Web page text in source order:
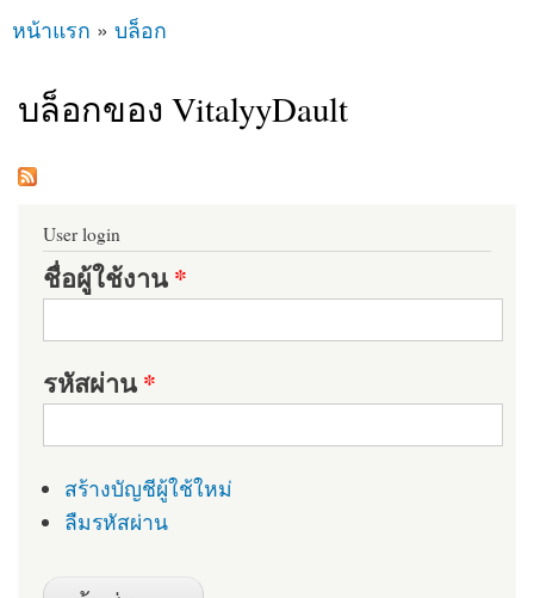
คุณอยู่ที่นี่
หน้าแรก » บล็อก
บล็อกของ VitalyyDault
User login
ชื่อผู้ใช้งาน*
รหัสผ่าน*
สร้างบัญชีผู้ใช้ใหม่
ลืมรหัสผ่าน